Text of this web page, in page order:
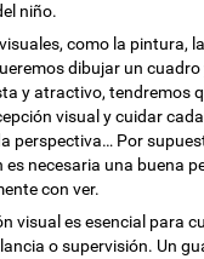
niño.
como la pintura,
dibujar un
y atractivo, tendremos
visual y cuidar
perspectiva… Por
es necesaria una buena
con ver.
visual es esencial para
o supervisión. Un